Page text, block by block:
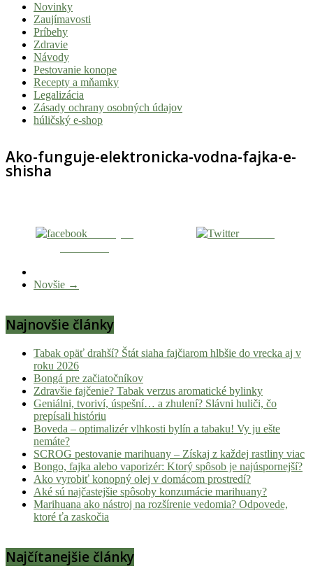
Tvoj
sprievodca
svetom
pohody
stoner
Vitaj
Hulic.sk
novinky
konopnej
scény,
najlepší
chill-
stoner
tipy
lifestyle.
Klikni
nalaď
na
Novinky
Zaujímavosti
Príbehy
Zdravie
Návody
Pestovanie konope
Recepty a mňamky
Legalizácia
Zásady ochrany osobných údajov
húličský e-shop
Ako-funguje-elektronicka-vodna-fajka-e-
shisha
Tweetni
Novšie →
Najnovšie články
Tabak opäť drahší? Štát siaha fajčiarom hlbšie do vrecka aj v
roku 2026
Bongá pre začiatočníkov
Zdravšie fajčenie? Tabak verzus aromatické bylinky
Geniálni, tvoriví, úspešní… a zhulení? Slávni huliči, čo
prepísali históriu
Boveda – optimalizér vlhkosti bylín a tabaku! Vy ju ešte
nemáte?
SCROG pestovanie marihuany – Získaj z každej rastliny viac
Bongo, fajka alebo vaporizér: Ktorý spôsob je najúspornejší?
Ako vyrobiť konopný olej v domácom prostredí?
Aké sú najčastejšie spôsoby konzumácie marihuany?
Marihuana ako nástroj na rozšírenie vedomia? Odpovede,
ktoré ťa zaskočia
Najčítanejšie články